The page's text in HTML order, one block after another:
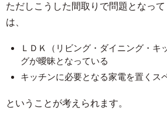
ただしこうした間取りで問題となっ
は、
ＬＤＫ（リビング・ダイニング・キ
グが曖昧となっている
キッチンに必要となる家電を置くス
ということが考えられます。